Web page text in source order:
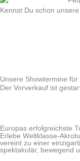
Kennst Du schon
Unsere Showtermine
Der Vorverkauf ist
Europas erfolgreichste
Erlebe Weltklasse-
vereint zu einer
spektakulär, bewegend